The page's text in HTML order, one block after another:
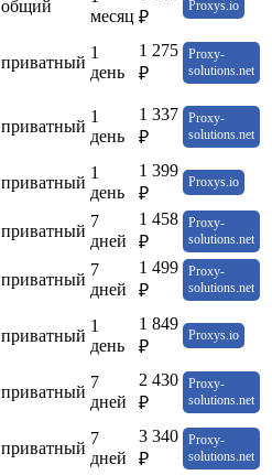
общий
месяц ₽
Proxys.io
приватный
1
день
1 275
₽
Proxy-
solutions.net
приватный
1
день
1 337
₽
Proxy-
solutions.net
приватный
1
день
1 399
₽
Proxys.io
приватный
7
дней
1 458
₽
Proxy-
solutions.net
приватный
7
дней
1 499
₽
Proxy-
solutions.net
приватный
1
день
1 849
₽
Proxys.io
приватный
7
дней
2 430
₽
Proxy-
solutions.net
приватный
7
дней
3 340
₽
Proxy-
solutions.net